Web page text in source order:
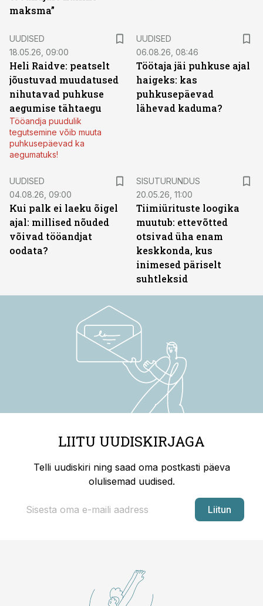
maksma”
UUDISED
18.05.26, 09:00
Heli Raidve: peatselt
jõustuvad muudatused
nihutavad puhkuse
aegumise tähtaegu
Tööandja puudulik
tegutsemine võib muuta
puhkusepäevad ka
aegumatuks!
UUDISED
06.08.26, 08:46
Töötaja jäi puhkuse ajal
haigeks: kas
puhkusepäevad
lähevad kaduma?
UUDISED
04.08.26, 09:00
Kui palk ei laeku õigel
ajal: millised nõuded
võivad tööandjat
oodata?
SISUTURUNDUS
20.05.26, 11:00
Tiimiürituste loogika
muutub: ettevõtted
otsivad üha enam
keskkonda, kus
inimesed päriselt
suhtleksid
LIITU UUDISKIRJAGA
Telli uudiskiri ning saad oma postkasti päeva
olulisemad uudised.
Liitun